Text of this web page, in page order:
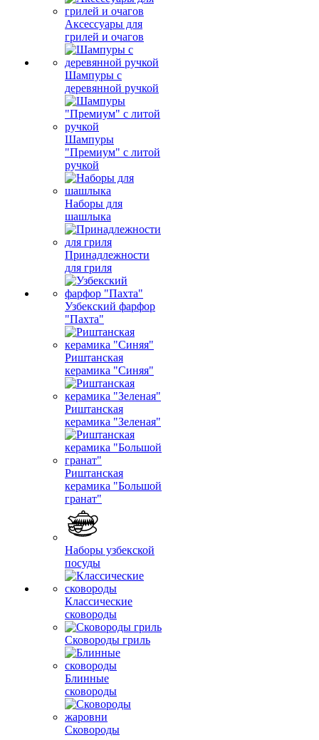
Аксессуары для
грилей и очагов
Шампуры с
деревянной ручкой
Шампуры
"Премиум" с литой
ручкой
Наборы для
шашлыка
Принадлежности
для гриля
Узбекский фарфор
"Пахта"
Риштанская
керамика "Синяя"
Риштанская
керамика "Зеленая"
Риштанская
керамика "Большой
гранат"
Наборы узбекской
посуды
Классические
сковороды
Сковороды гриль
Блинные
сковороды
Сковороды